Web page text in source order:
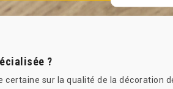
?
sur la qualité de la décoration